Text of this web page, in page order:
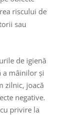
riscului de
sau
de igienă
a mâinilor și
zilnic, joacă
negative.
privire la